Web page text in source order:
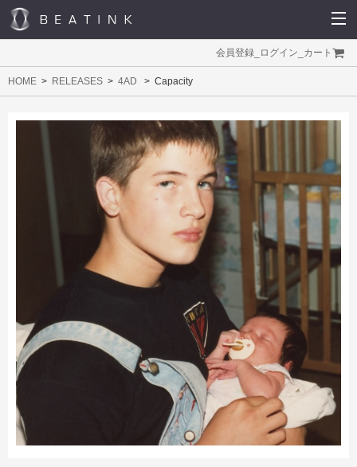
会員登録 ログイン カート
HOME RELEASES 4AD Capacity